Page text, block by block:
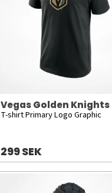
Vegas Golden Knights
T-shirt Primary Logo Graphic
299 SEK